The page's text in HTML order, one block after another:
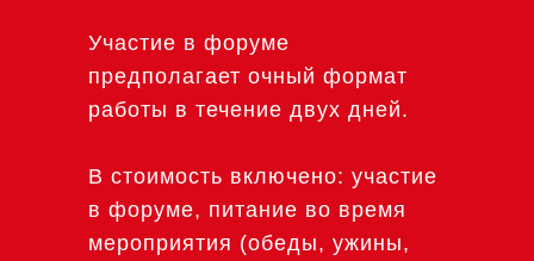
Участие в форуме
предполагает очный формат
работы в течение двух дней.
В стоимость включено: участие
в форуме, питание во время
мероприятия (обеды, ужины,